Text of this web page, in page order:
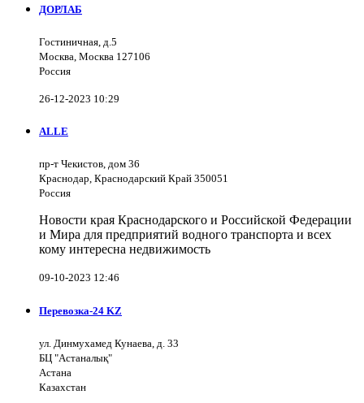
ДОРЛАБ
Гостиничная, д.5
Москва, Москва 127106
Россия
26-12-2023 10:29
ALLE
пр-т Чекистов, дом 36
Краснодар, Краснодарский Край 350051
Россия
Новости края Краснодарского и Российской Федерации
и Мира для предприятий водного транспорта и всех
кому интересна недвижимость
09-10-2023 12:46
Перевозка-24 KZ
ул. Динмухамед Кунаева, д. 33
БЦ "Астаналық"
Астана
Казахстан